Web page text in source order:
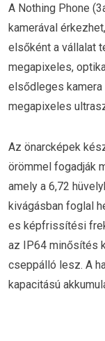
A Nothing Phone
kamerával
elsőként a vállalat
megapixeles,
elsődleges kamera
megapixeles
Az önarcképek
örömmel fogadják
amely a 6,72
kivágásban foglal
es képfrissítési
az IP64 minősítés
cseppálló lesz. A
kapacitású